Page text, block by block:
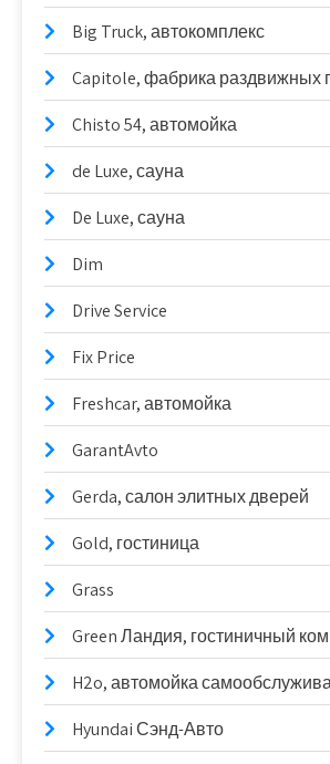
Big Truck, автокомплекс
Capitole, фабрика раздвижных
Chisto 54, автомойка
de Luxe, сауна
De Luxe, сауна
Dim
Drive Service
Fix Price
Freshcar, автомойка
GarantAvto
Gerda, салон элитных дверей
Gold, гостиница
Grass
Green Ландия, гостиничный
H2o, автомойка
Hyundai Сэнд-Авто